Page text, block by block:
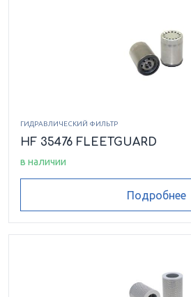
ГИДРАВЛИЧЕСКИЙ ФИЛЬТР
HF 35476 FLEETGUARD
в наличии
Подробнее